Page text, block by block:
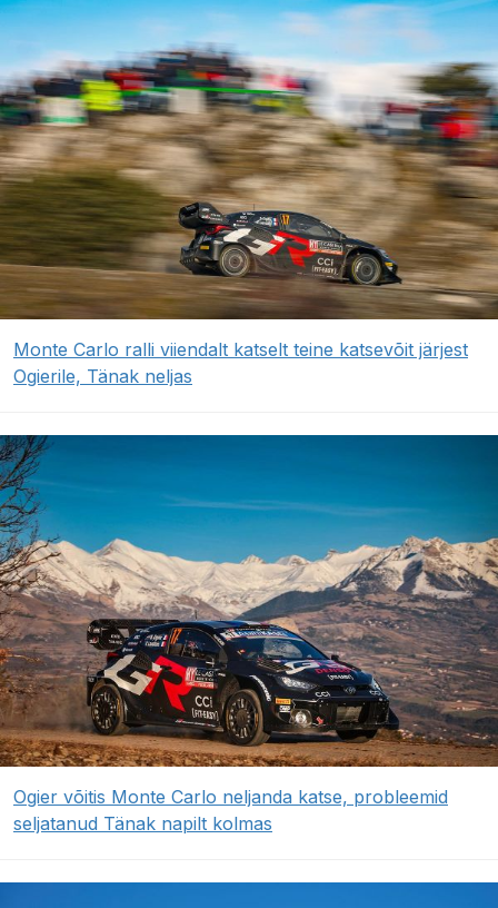
Monte Carlo ralli viiendalt katselt teine katsevõit järjest
Ogierile, Tänak neljas
Ogier võitis Monte Carlo neljanda katse, probleemid
seljatanud Tänak napilt kolmas